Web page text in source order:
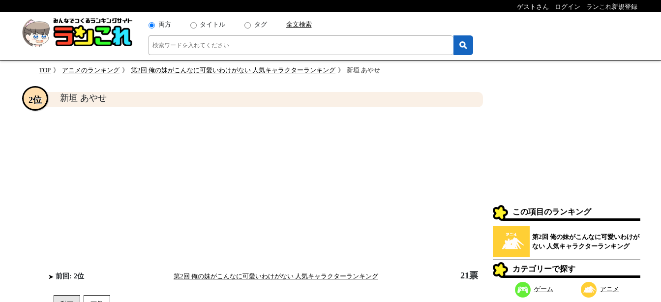
ゲストさん ログイン ランこれ新規登録
両方 タイトル タグ 全文検索
TOP アニメのランキング 第2回 俺の妹がこんなに可愛いわけがない 人気キャラクターランキング 新垣 あやせ
新垣 あやせ
2位
前回: 2位 第2回 俺の妹がこんなに可愛いわけがない 人気キャラクターランキング 21票
この項目のランキング
第2回 俺の妹がこんなに可愛いわけが
ない 人気キャラクターランキング
カテゴリーで探す
ゲーム アニメ